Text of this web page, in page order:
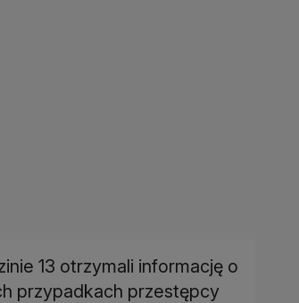
13 otrzymali informację o
przypadkach przestępcy